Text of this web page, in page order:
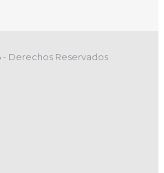
Derechos Reservados